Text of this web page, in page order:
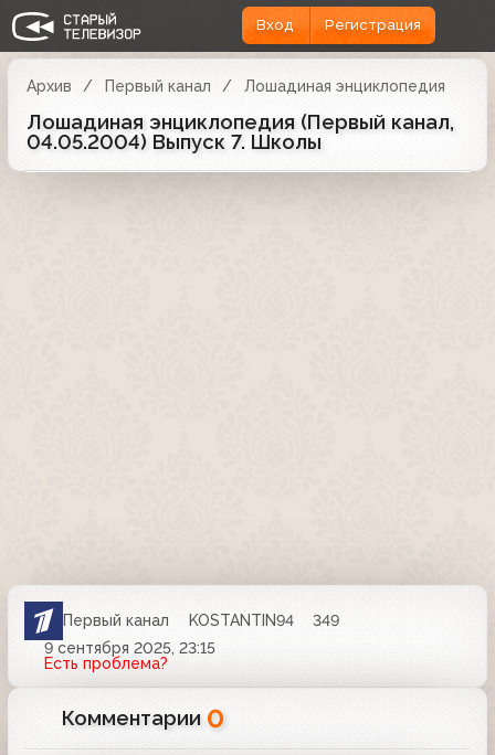
Вход Регистрация
Архив Первый канал Лошадиная энциклопедия
Лошадиная энциклопедия (Первый канал,
04.05.2004) Выпуск 7. Школы
Первый канал KOSTANTIN94
349
9 сентября 2025, 23:15
Есть проблема?
Комментарии 0